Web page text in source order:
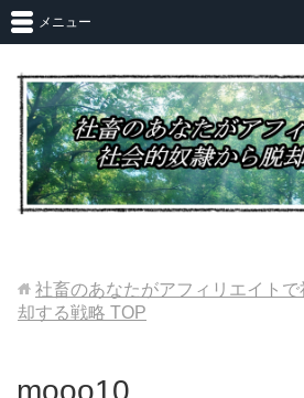
メニュー
社畜のあなたがアフィリエイト
却する戦略 TOP
mooo10